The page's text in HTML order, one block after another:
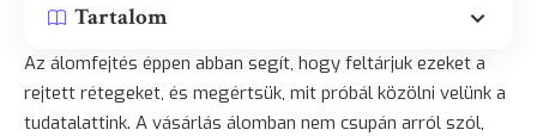
Tartalom
Az álomfejtés éppen abban segít, hogy feltárjuk ezeket a
rejtett rétegeket, és megértsük, mit próbál közölni velünk a
tudatalattink. A vásárlás álomban nem csupán arról szól,